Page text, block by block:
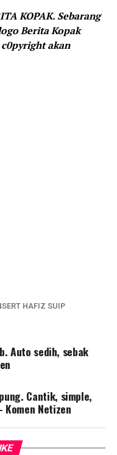
KOPAK. Sebarang
Berita Kopak
akan
HAFIZ SUIP
Auto sedih, sebak
Cantik, simple,
Netizen